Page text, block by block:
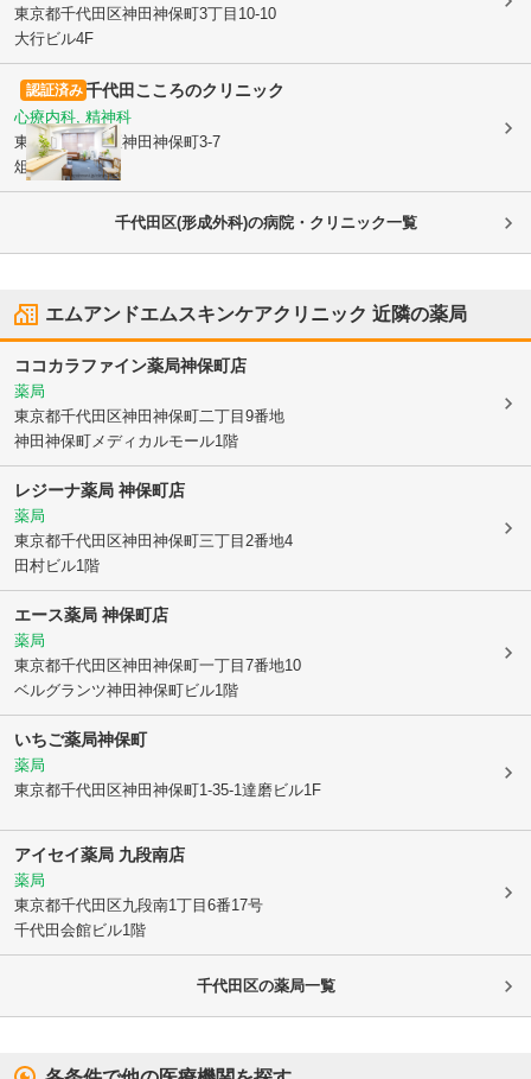
東京都千代田区神田神保町3丁目10-10
大行ビル4F
認証済み 千代田こころのクリニック
心療内科, 精神科
東京都千代田区 神田神保町3-7
俎橋ビル4階
千代田区(形成外科)の病院・クリニック一覧
エムアンドエムスキンケアクリニック 近隣の薬局
ココカラファイン薬局神保町店
薬局
東京都千代田区神田神保町二丁目9番地
神田神保町メディカルモール1階
レジーナ薬局 神保町店
薬局
東京都千代田区神田神保町三丁目2番地4
田村ビル1階
エース薬局 神保町店
薬局
東京都千代田区神田神保町一丁目7番地10
ベルグランツ神田神保町ビル1階
いちご薬局神保町
薬局
東京都千代田区神田神保町1-35-1達磨ビル1F
アイセイ薬局 九段南店
薬局
東京都千代田区九段南1丁目6番17号
千代田会館ビル1階
千代田区の薬局一覧